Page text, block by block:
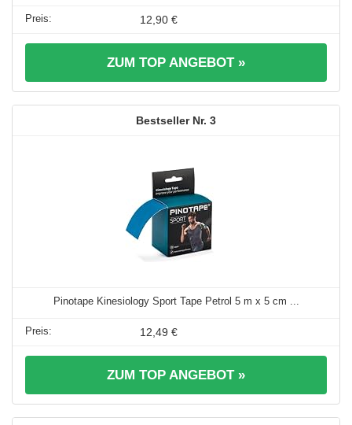
12,90 €
ZUM TOP ANGEBOT »
3
Pinotape Kinesiology Sport Tape Petrol 5 m x 5 cm ...
12,49 €
ZUM TOP ANGEBOT »